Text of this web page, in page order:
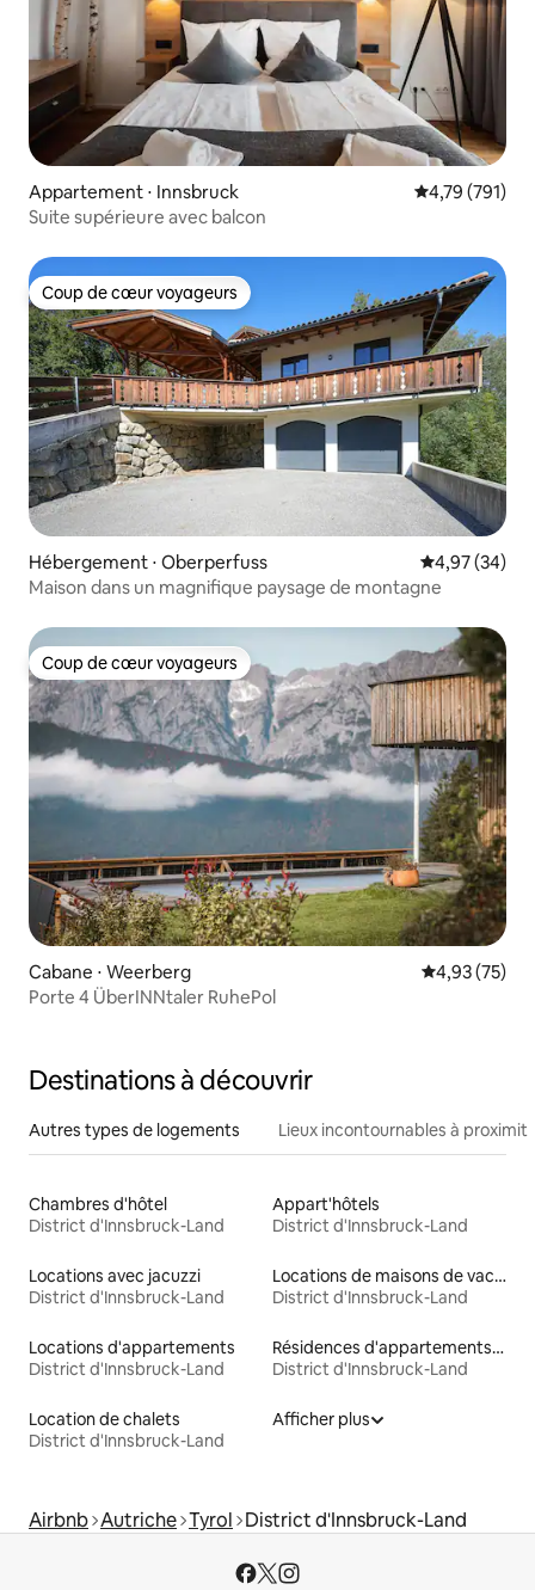
Appartement ⋅ Innsbruck Évaluation
4,79 (791)
Suite supérieure avec balcon
Coup de cœur voyageurs
Coup de cœur voyageurs
Hébergement ⋅ Oberperfuss Évaluation
4,97 (34)
Maison dans un magnifique paysage de montagne
Coup de cœur voyageurs
Coup de cœur voyageurs
Cabane ⋅ Weerberg Évaluation
4,93 (75)
Porte 4 ÜberINNtaler RuhePol
Destinations à découvrir
Autres types de logements Lieux incontournables à
Chambres d'hôtel
District d'Innsbruck-Land
Appart'hôtels
District d'Innsbruck-Land
Locations avec jacuzzi
District d'Innsbruck-Land
Locations de maisons de vacances
District d'Innsbruck-Land
Locations d'appartements
District d'Innsbruck-Land
Résidences d'appartements en location
District d'Innsbruck-Land
Location de chalets
District d'Innsbruck-Land
Afficher plus
Airbnb Autriche Tyrol District d'Innsbruck-Land